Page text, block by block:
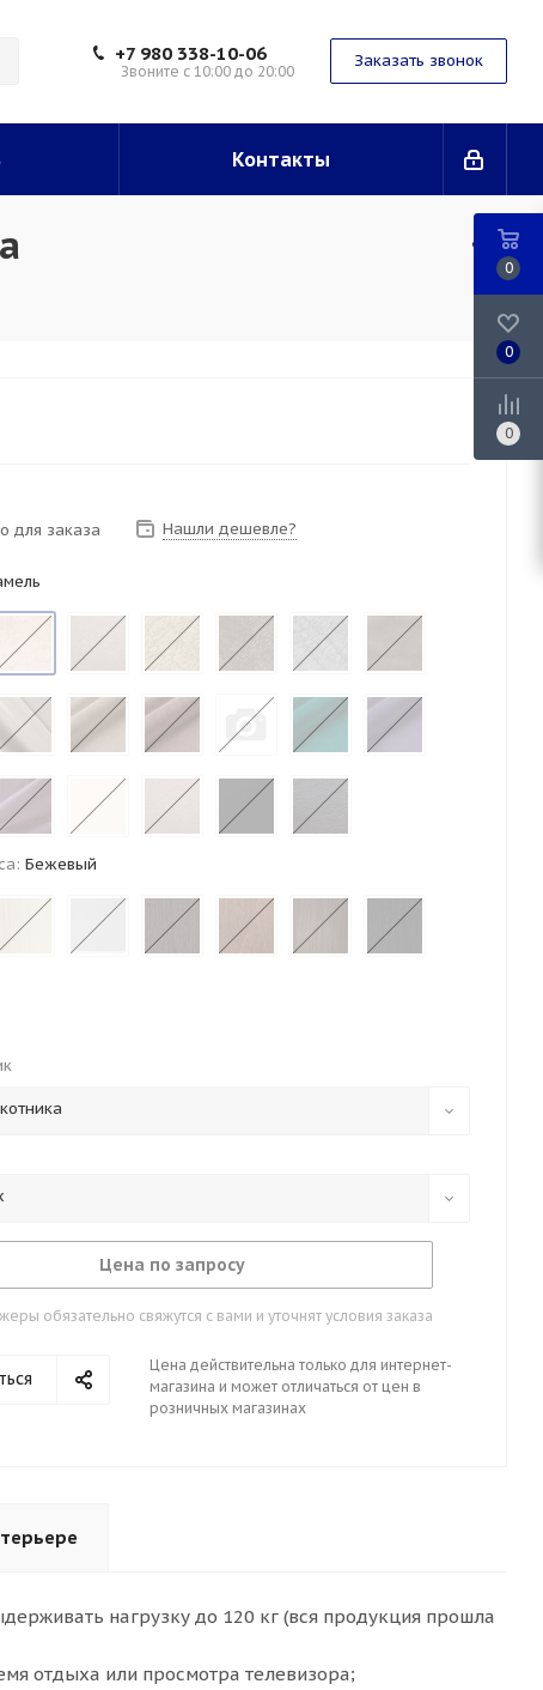
+7 980 338-10-06
Звоните с 10:00 до 20:00
Заказать звонок
Контакты
для заказа Нашли дешевле?
Бежевый
Цена по запросу
обязательно свяжутся с вами и уточнят условия заказа
Цена действительна только для интернет-
магазина и может отличаться от цен в
розничных магазинах
нагрузку до 120 кг (вся продукция прошла
отдыха или просмотра телевизора;
0
0
0